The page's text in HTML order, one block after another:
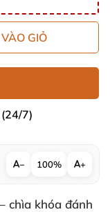
GIỎ
(24/7)
− 100% +
chìa khóa đánh